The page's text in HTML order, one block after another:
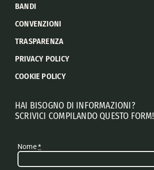
BANDI
CONVENZIONI
TRASPARENZA
PRIVACY POLICY
COOKIE POLICY
HAI BISOGNO DI INFORMAZIONI?
SCRIVICI COMPILANDO QUESTO FORM!
Nome*